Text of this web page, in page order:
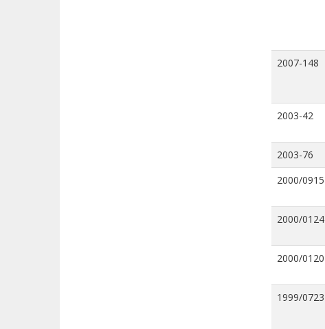
2007-148
2003-42
2003-76
2000/0915
2000/0124
2000/0120
1999/0723